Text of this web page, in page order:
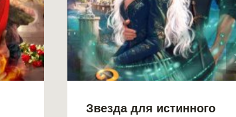
Звезда для истинного